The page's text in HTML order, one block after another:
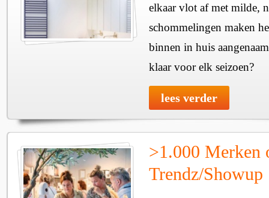
elkaar vlot af met milde,
schommelingen maken
binnen in huis
klaar voor elk seizoen?
lees verder
>1.000 Merken
Trendz/Showup